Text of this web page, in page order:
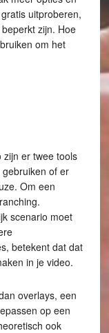
uitproberen,
zijn. Hoe
om het
zijn er twee tools
of er
Om een
scenario moet
betekent dat dat
in je video.
overlays, een
op een
ook